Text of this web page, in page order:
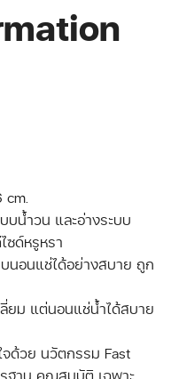
cm.
บน้ำวน และอ่างระบบ
ซด์หรูหรา
นอนแช่ได้อย่างสบาย ถูก
ยม แต่นอนแช่น้ำได้สบาย
จด้วย นวัตกรรม Fast